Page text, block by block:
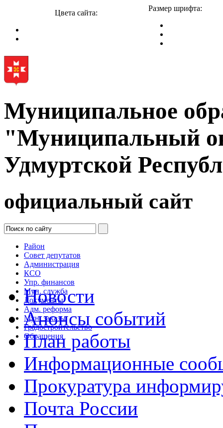
Цвета сайта:
Размер шрифта:
Муниципальное
"Муниципальный
Удмуртской
официальный сайт
Район
Совет депутатов
Администрация
КСО
Упр. финансов
Мун. служба
Документы
Адм. реформа
Мун. заказы
Градостроительство
Обращения
Новости
Анонсы событий
План работы
Информационные
Прокуратура
Почта России